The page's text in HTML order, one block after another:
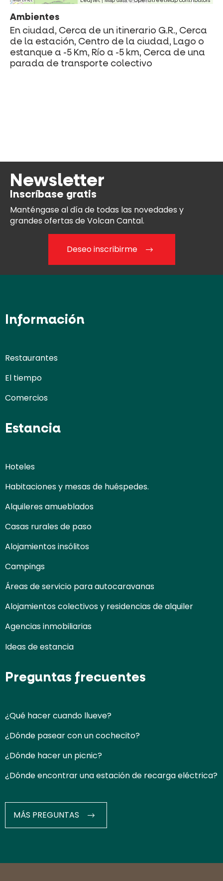
Ambientes
En ciudad, Cerca de un itinerario G.R., Cerca
de la estación, Centro de la ciudad, Lago o
estanque a -5 Km, Río a -5 km, Cerca de una
parada de transporte colectivo
Newsletter
Inscríbase gratis
Manténgase al díade todas las novedades y
grandes ofertas de Volcan Cantal.
Deseo inscribirme
Información
Restaurantes
El tiempo
Comercios
Estancia
Hoteles
Habitaciones y mesas de huéspedes.
Alquileres amueblados
Casas rurales de paso
Alojamientos insólitos
Campings
Áreas de servicio para autocaravanas
Alojamientos colectivos y residencias de alquiler
Agencias inmobiliarias
Ideas de estancia
Preguntas frecuentes
¿Qué hacer cuando llueve?
¿Dónde pasear con un cochecito?
¿Dónde hacer un picnic?
¿Dónde encontrar una estación de recarga eléctrica?
MÁS PREGUNTAS